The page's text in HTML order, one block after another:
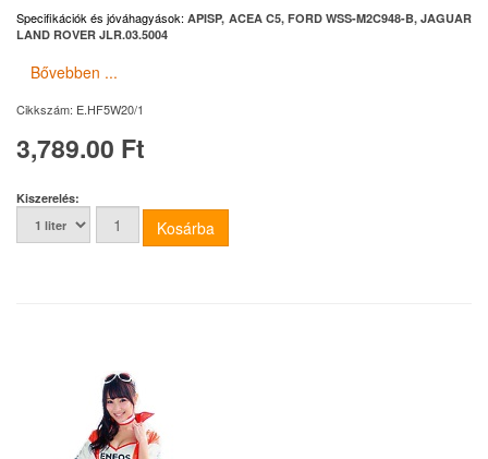
Specifikációk és jóváhagyások: APISP, ACEA C5, FORD WSS-M2C948-B, JAGUAR
LAND ROVER JLR.03.5004
Bővebben ...
Cikkszám: E.HF5W20/1
3,789.00 Ft
Kiszerelés: